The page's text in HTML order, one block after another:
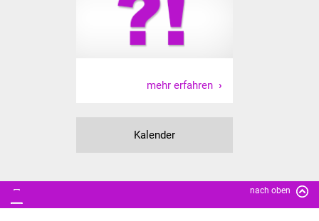
Pflegeheim
Schülerferienprogramm
Freundeskreis Asyl
mehr erfahren
Kalender
nach oben